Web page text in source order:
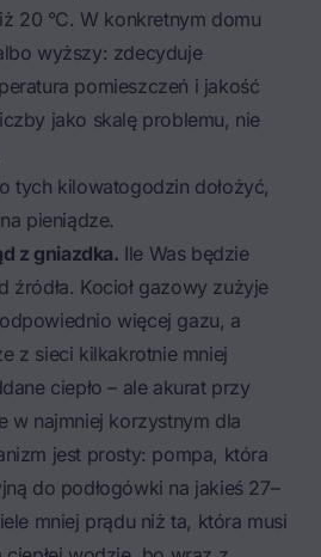
20 °C. W konkretnym domu
wyższy: zdecyduje
pomieszczeń i jakość
jako skalę problemu, nie
tych kilowatogodzin dołożyć,
pieniądze.
z gniazdka. Ile Was będzie
źródła. Kocioł gazowy zużyje
więcej gazu, a
z sieci kilkakrotnie mniej
ciepło – ale akurat przy
w najmniej korzystnym dla
jest prosty: pompa, która
do podłogówki na jakieś 27–
mniej prądu niż ta, która musi